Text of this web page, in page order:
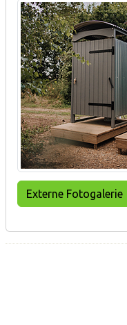
Externe Fotogalerie